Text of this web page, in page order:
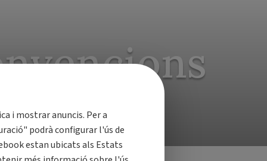
i mostrar anuncis. Per a
podrà configurar l'ús de
estan ubicats als Estats